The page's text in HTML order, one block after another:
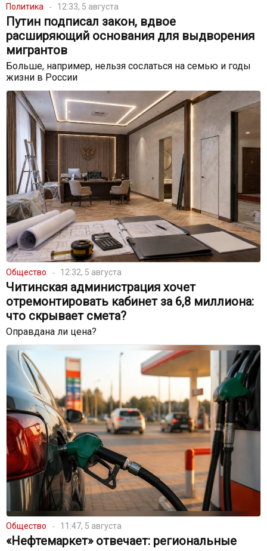
Политика 12:33, 5 августа
Путин подписал закон, вдвое
расширяющий основания для выдворения
мигрантов
Больше, например, нельзя сослаться на семью и годы
жизни в России
Общество 12:32, 5 августа
Читинская администрация хочет
отремонтировать кабинет за 6,8 миллиона:
что скрывает смета?
Оправдана ли цена?
Общество 11:47, 5 августа
«Нефтемаркет» отвечает: региональные